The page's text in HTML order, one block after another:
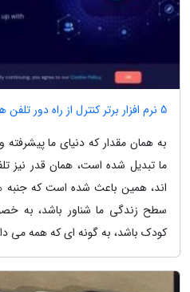
5 نرم افزار برتر کنترل از راه دور تلفن همراه برای اندروید و آیفون
به همان مقدار که دنیای ما
ما تبدیل شده است، همان قدر نیز
اند، همین باعث شده است که جنبه
سطح زندگی ما شناور باشد،
کودک باشد، به گونه ای که همه می